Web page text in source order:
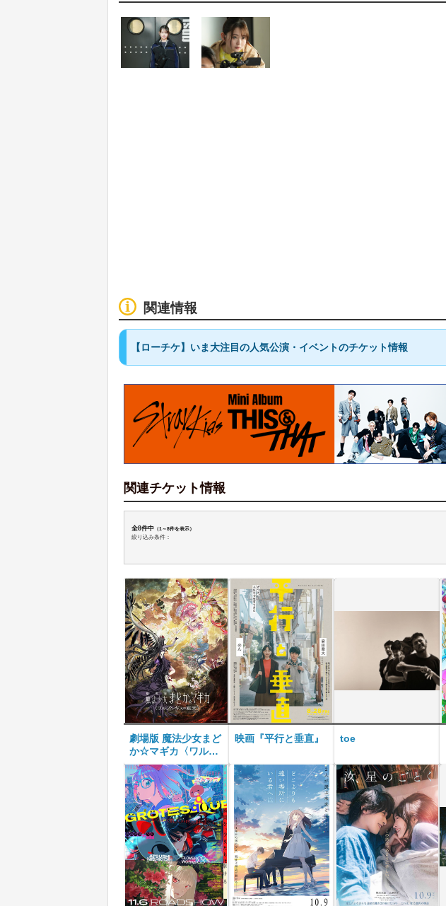
関連情報
【ローチケ】いま大注目の人気公演・イベントのチケット情報
関連チケット情報
全8件中（1～8件を表示）
絞り込み条件：
劇場版 魔法少女まど
か☆マギカ〈ワルプ
ルギスの廻天〉
映画『平行と垂直』 toe